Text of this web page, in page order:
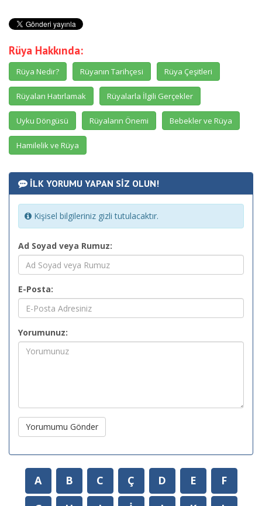
Rüya Hakkında:
Rüya Nedir? Rüyanın Tarihçesi Rüya Çeşitleri
Rüyaları Hatırlamak Rüyalarla İlgili Gerçekler
Uyku Döngüsü Rüyaların Önemi Bebekler ve Rüya
Hamilelik ve Rüya
İLK YORUMU YAPAN SİZ OLUN!
Kişisel bilgileriniz gizli tutulacaktır.
Ad Soyad veya Rumuz:
E-Posta:
Yorumunuz:
Yorumumu Gönder
A B C Ç D E
F